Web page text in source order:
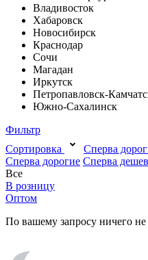
Владивосток
Хабаровск
Новосибирск
Краснодар
Сочи
Магадан
Иркутск
Петропавловск-
Южно-Сахалинск
Фильтр
Сортировка
Сперва
Сперва дорогие Сперва
Все
В розницу
Оптом
По вашему запросу ничего